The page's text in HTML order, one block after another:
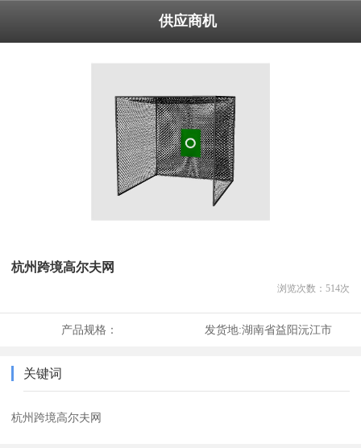
供应商机
杭州跨境高尔夫网
浏览次数： 514次
产品规格： 发货地:湖南省益阳沅江市
关键词
杭州跨境高尔夫网